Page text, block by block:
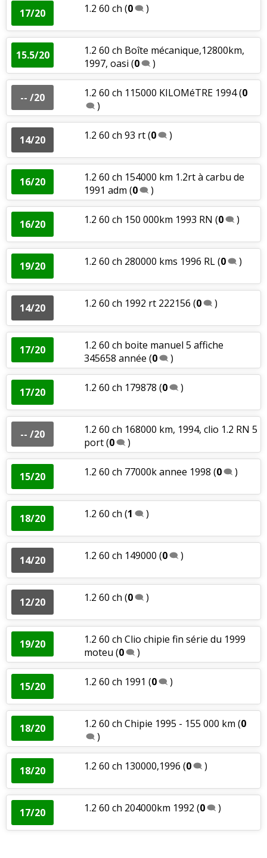
17/20 1.2 60 ch (0 )
15.5/20
1.2 60 ch Boîte mécanique,12800km,
1997, oasi (0 )
-- /20 1.2 60 ch 115000 KILOMéTRE 1994(0
)
14/20 1.2 60 ch 93 rt(0 )
16/20
1.2 60 ch 154000 km 1.2rt à carbu de
1991 adm (0 )
16/20 1.2 60 ch 150 000km 1993 RN (0 )
19/20 1.2 60 ch 280000 kms 1996 RL(0 )
14/20 1.2 60 ch 1992 rt 222156 (0 )
17/20
1.2 60 ch boite manuel 5 affiche
345658 année (0 )
17/20 1.2 60 ch 179878 (0 )
-- /20
1.2 60 ch 168000 km, 1994, clio 1.2 RN 5
port(0 )
15/20 1.2 60 ch 77000k annee 1998 (0 )
18/20 1.2 60 ch (1 )
14/20 1.2 60 ch 149000 (0 )
12/20 1.2 60 ch (0 )
19/20
1.2 60 ch Clio chipie fin série du 1999
moteu (0 )
15/20 1.2 60 ch 1991 (0 )
18/20 1.2 60 ch Chipie 1995 - 155 000 km (0
)
18/20 1.2 60 ch 130000,1996 (0 )
17/20 1.2 60 ch 204000km 1992 (0 )